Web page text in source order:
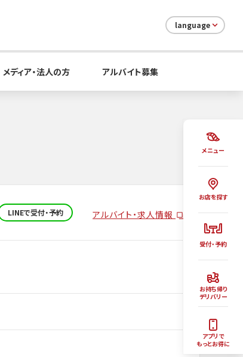
メニュー
お店を探す
受付・予約
お持ち帰り
デリバリー
アプリで
もっとお得に
language
メディア・法人の方 アルバイト募集
LINEで受付・予約 アルバイト・求人情報